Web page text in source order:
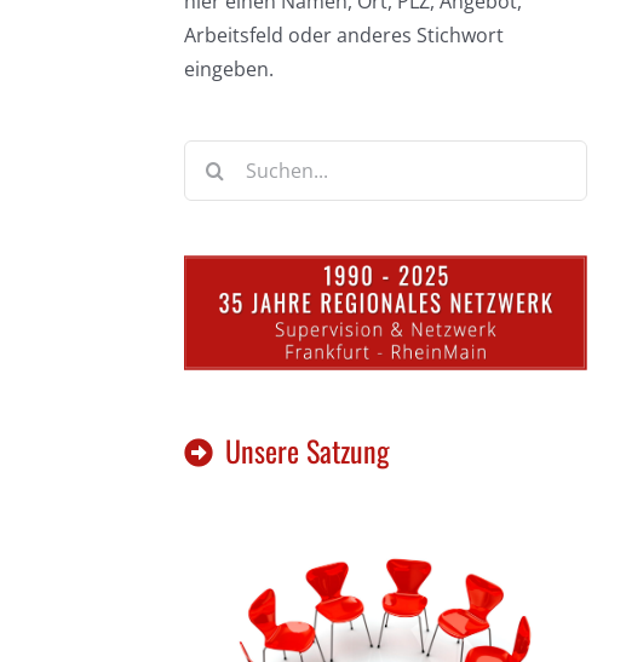
Arbeitsfeld oder anderes Stichwort
eingeben.
Suche
Unsere Satzung